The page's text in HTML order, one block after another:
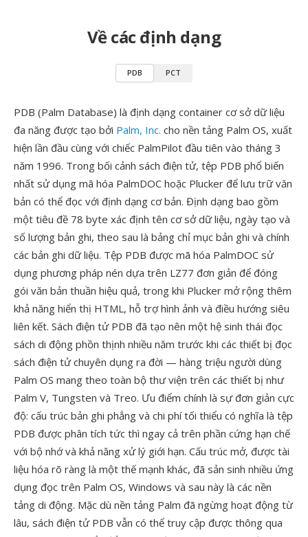
Về các định dạng
PDB PCT
PDB (Palm Database) là định dạng container cơ sở dữ liệu
đa năng được tạo bởi Palm, Inc. cho nền tảng Palm OS, xuất
hiện lần đầu cùng với chiếc PalmPilot đầu tiên vào tháng 3
năm 1996. Trong bối cảnh sách điện tử, tệp PDB phổ biến
nhất sử dụng mã hóa PalmDOC hoặc Plucker để lưu trữ văn
bản có thể đọc với định dạng cơ bản. Định dạng bao gồm
một tiêu đề 78 byte xác định tên cơ sở dữ liệu, ngày tạo và
số lượng bản ghi, theo sau là bảng chỉ mục bản ghi và chính
các bản ghi dữ liệu. Tệp PDB được mã hóa PalmDOC sử
dụng phương pháp nén dựa trên LZ77 đơn giản để đóng
gói văn bản thuần hiệu quả, trong khi Plucker mở rộng thêm
khả năng hiển thị HTML, hỗ trợ hình ảnh và điều hướng siêu
liên kết. Sách điện tử PDB đã tạo nên một hệ sinh thái đọc
sách di động phồn thịnh nhiều năm trước khi các thiết bị đọc
sách điện tử chuyên dụng ra đời — hàng triệu người dùng
Palm OS mang theo toàn bộ thư viện trên các thiết bị như
Palm V, Tungsten và Treo. Ưu điểm chính là sự đơn giản cực
độ: cấu trúc bản ghi phẳng và chi phí tối thiểu có nghĩa là tệp
PDB được phân tích tức thì ngay cả trên phần cứng hạn chế
với bộ nhớ và khả năng xử lý giới hạn. Cấu trúc mở, được tài
liệu hóa rõ ràng là một thế mạnh khác, đã sản sinh nhiều ứng
dụng đọc trên Palm OS, Windows và sau này là các nền
tảng di động. Mặc dù nền tảng Palm đã ngừng hoạt động từ
lâu, sách điện tử PDB vẫn có thể truy cập được thông qua